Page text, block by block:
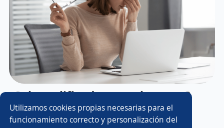
¿Sobrecalificado para el puesto?
Qué hacer si te dicen que estás
demasiado preparado
Utilizamos cookies propias necesarias para el
funcionamiento correcto y personalización del